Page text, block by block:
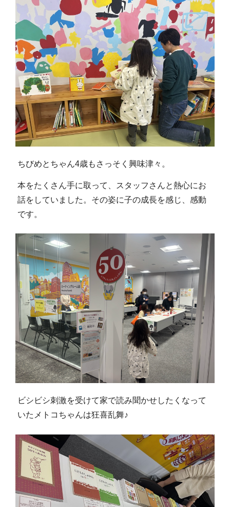
ちびめとちゃん4歳もさっそく興味津々。
本をたくさん手に取って、スタッフさんと熱心にお
話をしていました。その姿に子の成長を感じ、感動
です。
ビシビシ刺激を受けて家で読み聞かせしたくなって
いたメトコちゃんは狂喜乱舞♪